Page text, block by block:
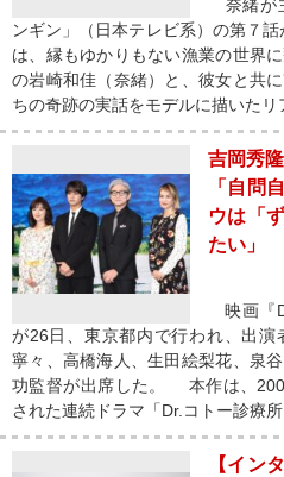
奈緒が
ンギン」（日本テレビ系）の第７
は、縁もゆかりもない漁業の世界
の岩崎和佳（奈緒）と、彼女と共
ちの奇跡の実話をモデルに描いたリ
吉岡秀
「自問
ウは「
たい」
映画『
が26日、東京都内で行われ、出演
寧々、高橋海人、生田絵梨花、泉
功監督が出席した。 本作は、
された連続ドラマ「Dr.コトー診療
【イン